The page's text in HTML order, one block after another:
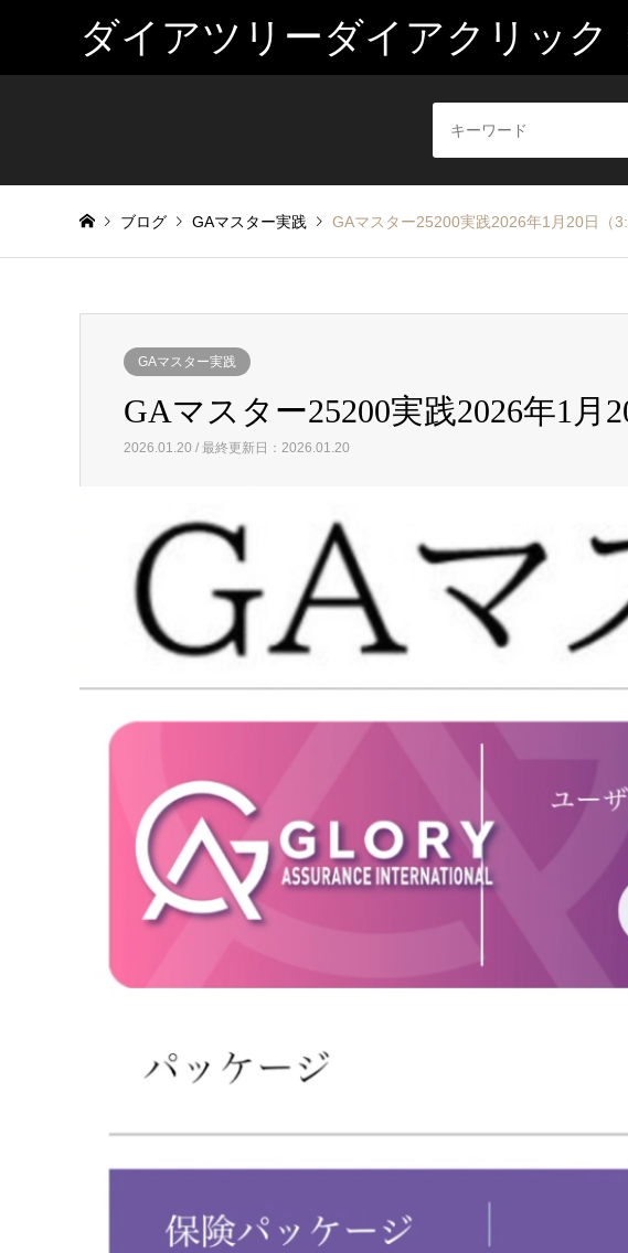
ダイアツリーダイアクリック
ブログ GAマスター実践 GAマスター25200実践2026年1月20日（
GAマスター実践
GAマスター25200実践2026年1月
2026.01.20 / 最終更新日：2026.01.20